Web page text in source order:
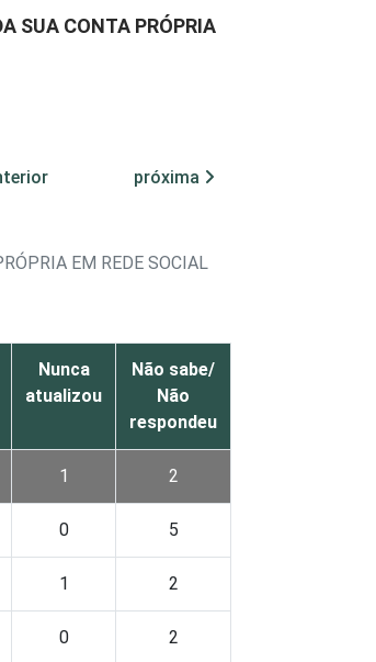
SUA CONTA PRÓPRIA
próxima
EM REDE SOCIAL
Nunca
atualizou
Não sabe/
Não
respondeu
1 2
0 5
1 2
0 2